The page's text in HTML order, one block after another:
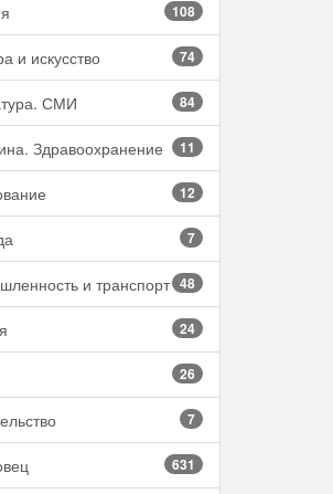
108
и искусство 74
СМИ 84
Здравоохранение 11
12
7
и транспорт 48
24
26
7
631